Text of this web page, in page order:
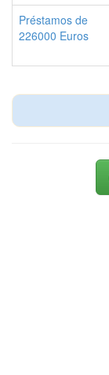
Préstamos de
226000 Euros